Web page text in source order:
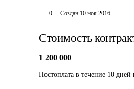
0 Создан 10 ноя 2016
Стоимость
1 200 000
Постоплата в течение 10 дней